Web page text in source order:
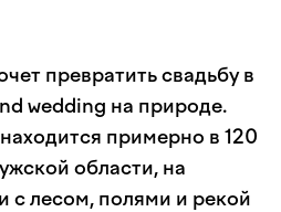
превратить свадьбу в
wedding на природе.
примерно в 120
области, на
с лесом, полями и рекой